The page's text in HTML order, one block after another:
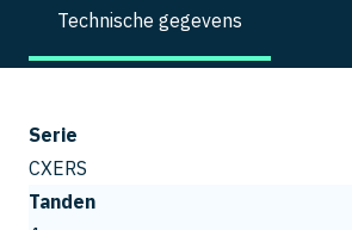
Technische gegevens
Serie
CXERS
Tanden